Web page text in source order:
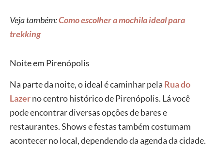
Veja também:Como escolher a mochila ideal para
trekking
Noite em Pirenópolis
Na parte da noite, o ideal é caminhar pela Rua do
Lazerno centro histórico de Pirenópolis. Lá você
pode encontrar diversas opções de bares e
restaurantes. Shows e festas também costumam
acontecer no local, dependendo da agenda da cidade.